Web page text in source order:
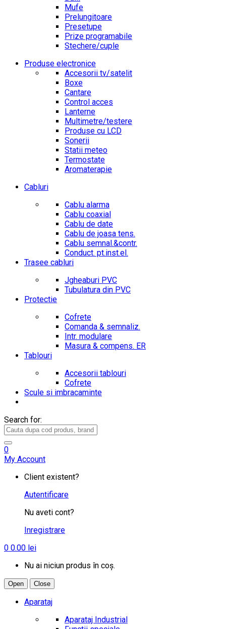
Mufe
Prelungitoare
Presetupe
Prize programabile
Stechere/cuple
Produse electronice
Accesorii tv/satelit
Boxe
Cantare
Control acces
Lanterne
Multimetre/testere
Produse cu LCD
Sonerii
Statii meteo
Termostate
Aromaterapie
Cabluri
Cablu alarma
Cablu coaxial
Cablu de date
Cablu de joasa tens.
Cablu semnal.&contr.
Conduct. pt.inst.el.
Trasee cabluri
Jgheaburi PVC
Tubulatura din PVC
Protectie
Cofrete
Comanda & semnaliz.
Intr. modulare
Masura & compens. ER
Tablouri
Accesorii tablouri
Cofrete
Scule si imbracaminte
Search for:
0
My Account
Client existent?
Autentificare
Nu aveti cont?
Inregistrare
0 0.00 lei
Nu ai niciun produs în coș.
Open Close
Aparataj
Aparataj Industrial